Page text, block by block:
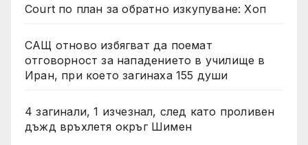
Court по план за обратно изкупуване: Хоп
САЩ отново избягват да поемат
отговорност за нападението в училище в
Иран, при което загинаха 155 души
4 загинали, 1 изчезнал, след като проливен
дъжд връхлетя окръг Шимен